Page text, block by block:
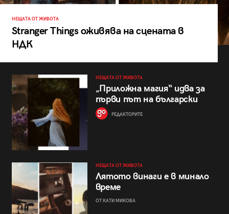
НЕЩАТА ОТ ЖИВОТА
Stranger Things оживява на сцената в
НДК
НЕЩАТА ОТ ЖИВОТА
„Приложна магия“ идва за
първи път на български
РЕДАКТОРИТЕ
НЕЩАТА ОТ ЖИВОТА
Лятото винаги е в минало
време
ОТ КАТИ МИКОВА